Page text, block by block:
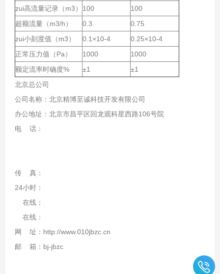
zui高流量记录（m3）
100
100
超额流量（m3/h）
0.3
0.75
zui小刻度值（m3）
0.1×10-4
0.25×10-4
正常压力值（Pa）
1000
1000
额定流率时确度%
±1
±1
北京总公司
公司名称：北京精博至诚科技开发有限公司
办公地址：北京市昌平区回龙观科星西路106号院
电 话：
传 真：
24小时：
在线：
在线：
网 址：http://www.010jbzc.cn
邮 箱：bj-jbzc